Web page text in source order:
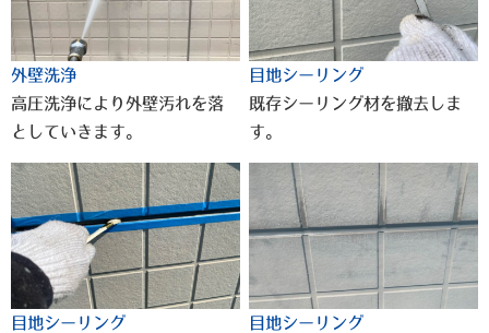
外壁洗浄
高圧洗浄により外壁汚れを落
としていきます。
目地シーリング
既存シーリング材を撤去しま
す。
目地シーリング
目地シーリング